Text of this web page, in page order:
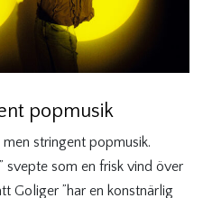
popmusik
stringent popmusik.
svepte som en frisk vind över
Goliger ”har en konstnärlig